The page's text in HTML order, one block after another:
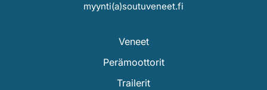
myynti(a)soutuveneet.fi
Veneet
Perämoottorit
Trailerit